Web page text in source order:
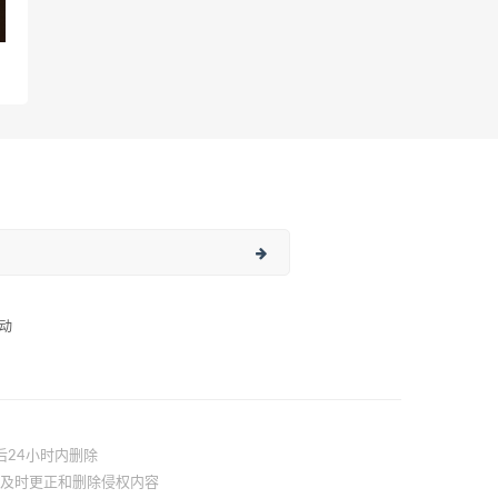
24小时内删除
时更正和删除侵权内容